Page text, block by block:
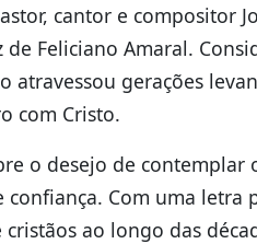
cantor e compositor
Feliciano Amaral.
atravessou gerações
com Cristo.
o desejo de contemplar
Com uma
ao longo das